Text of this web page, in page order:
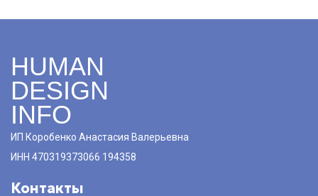
HUMAN
DESIGN
INFO
ИП Коробенко Анастасия Валерьевна
ИНН 470319373066 194358
Контакты